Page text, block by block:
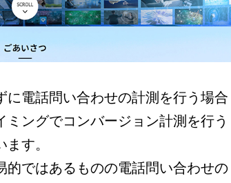
に電話問い合わせの計測を行う場合
ングでコンバージョン計測を行う
す。
的ではあるものの電話問い合わせの